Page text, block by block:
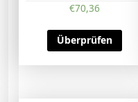
€70,36
Überprüfen